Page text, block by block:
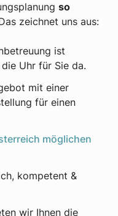
so
zeichnet uns aus:
ist
Uhr für Sie da.
mit einer
für einen
möglichen
kompetent &
wir Ihnen die